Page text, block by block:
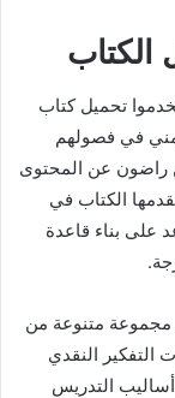
الكتاب
تحميل كتاب
في فصولهم
راضون عن المحتوى
الكتاب في
على بناء قاعدة
مجموعة متنوعة من
التفكير النقدي
التدريس